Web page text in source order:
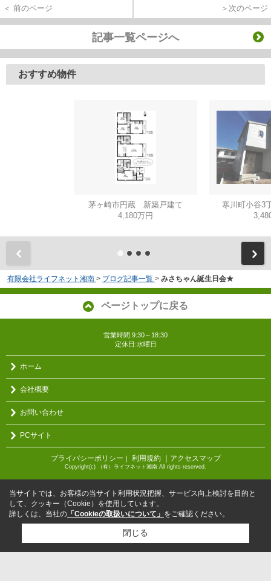
＜ 前のページ ＞次のページ
記事一覧ページへ
おすすめ物件
茅ヶ崎市円蔵 新築戸建て
4,180万円
寒川町小谷3
有限会社ライフネット湘南 > ブログ記事一覧 > みさちゃん誕生日会★
ページトップに戻る
営業時間:9:30～18:30
定休日:水曜日
ホーム
会社概要
お問い合わせ
PCサイト
プライバシーポリシー ｜ 利用規約 ｜アクセスマップ
Copyright(c) （有）ライフネット湘南 All rights reserved.
当サイトでは、お客様の当サイト利用状況把握、サービス向上検討を目的と
して、クッキー（Cookie）を使用しています。
詳しくは、当社の 「Cookieの取扱いについて」 をご確認ください。
閉じる